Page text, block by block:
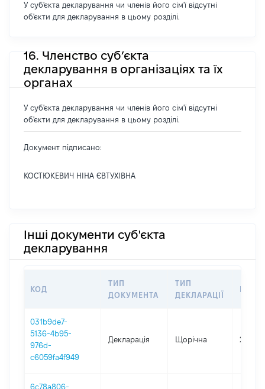
У суб'єкта декларування чи членів його сім'ї відсутні
об'єкти для декларування в цьому розділі.
16. Членство суб’єкта
декларування в організаціях та їх
органах
У суб'єкта декларування чи членів його сім'ї відсутні
об'єкти для декларування в цьому розділі.
Документ підписано:
КОСТЮКЕВИЧ НІНА ЄВТУХІВНА
Інші документи суб'єкта
декларування
КОД
ТИП
ДОКУМЕНТА
ТИП
ДЕКЛАРАЦІЇ
031b9de7-
5136-4b95-
976d-
c6059fa4f949
Декларація Щорічна 2018
6c78a806-